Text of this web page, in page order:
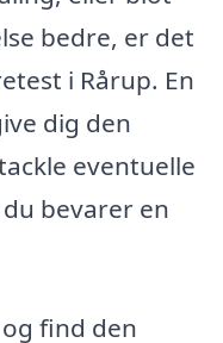
bedre, er det
i Rårup. En
dig den
eventuelle
bevarer en
find den